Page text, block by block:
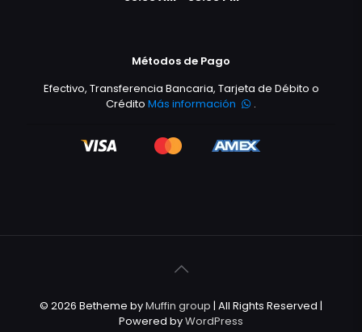
Métodos de Pago
Efectivo, Transferencia Bancaria, Tarjeta de Débito o
CréditoMás información .
© 2026 Betheme byMuffin group | All Rights Reserved |
Powered byWordPress